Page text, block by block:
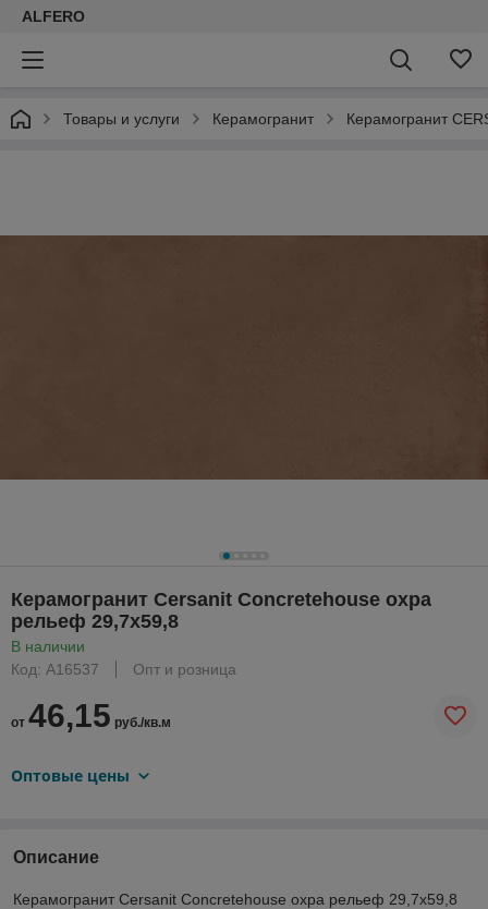
ALFERO
Товары и услуги Керамогранит Керамогранит
Керамогранит Cersanit Concretehouse охра
рельеф 29,7x59,8
В наличии
Код: A16537
Опт и розница
от 46,15 руб./кв.м
Оптовые цены
Описание
Керамогранит Cersanit Concretehouse охра рельеф 29,7x59,8